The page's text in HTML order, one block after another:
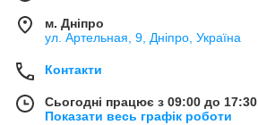
м. Дніпро
ул. Артельная, 9, Дніпро, Україна
Контакти
Сьогодні працює з 09:00 до 17:30
Показати весь графік роботи